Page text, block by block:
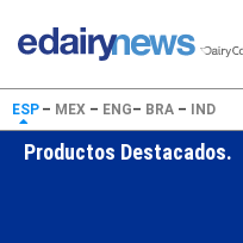
ESP– MEX – ENG– BRA – IND
Productos Destacados.